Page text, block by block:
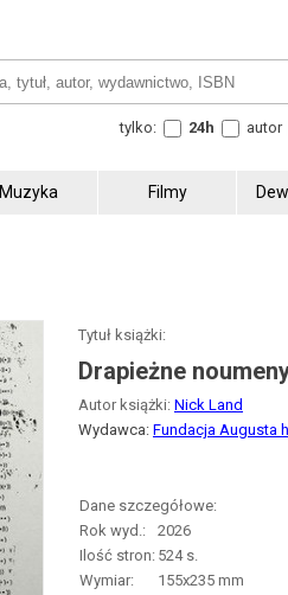
tylko:
24h autor
Muzyka Filmy
Tytuł książki:
Drapieżne
Autor książki: Nick Land
Wydawca: Fundacja Augusta
Dane szczegółowe:
Rok wyd.:
2026
Ilość stron: 524s.
Wymiar:
155x235 mm